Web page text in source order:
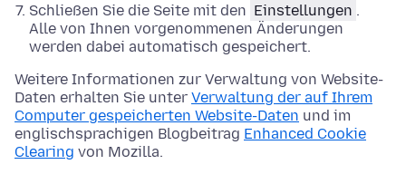
Schließen Sie die Seite mit den Einstellungen .
Alle von Ihnen vorgenommenen Änderungen
werden dabei automatisch gespeichert.
Weitere Informationen zur Verwaltung von Website-
Daten erhalten Sie unter Verwaltung der auf Ihrem
Computer gespeicherten Website-Daten und im
englischsprachigen Blogbeitrag Enhanced Cookie
Clearing von Mozilla.